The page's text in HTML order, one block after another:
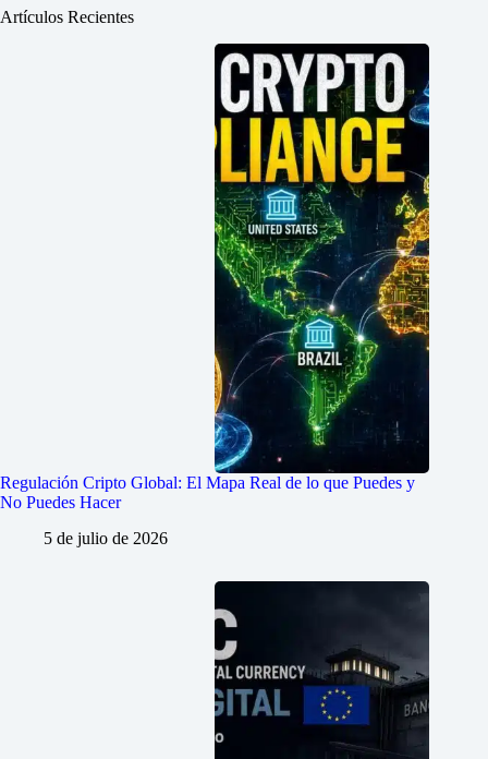
Artículos Recientes
Regulación Cripto Global: El Mapa Real de lo que Puedes y
No Puedes Hacer
5 de julio de 2026